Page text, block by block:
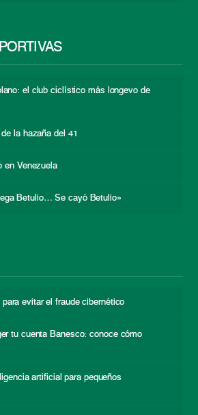
el club ciclístico más longevo de
la hazaña del 41
en Venezuela
Betulio… Se cayó Betulio»
para evitar el fraude cibernético
tu cuenta Banesco: conoce cómo
artificial para pequeños